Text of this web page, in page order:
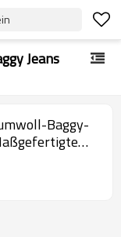
Jeans
Baggy-